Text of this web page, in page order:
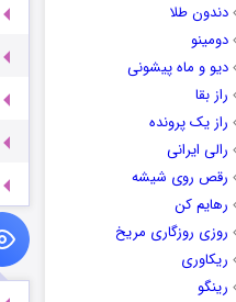
دندون طلا
دومینو
دیو و ماه پیشونی
راز بقا
راز یک پرونده
رالی ایرانی
رقص روی شیشه
رهایم کن
روزی روزگاری مریخ
ریکاوری
رینگو